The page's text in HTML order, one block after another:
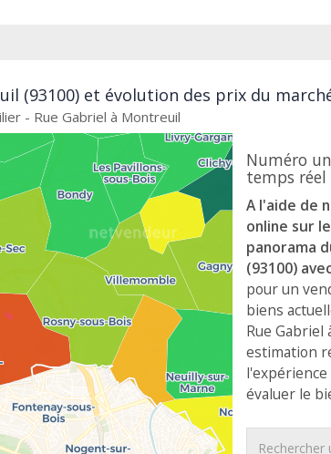
(93100) et évolution des prix du
- Rue Gabriel à Montreuil
Numéro
temps réel
A l'aide de
online sur
panorama
(93100)
pour un
biens
Rue
estimation
évaluer le